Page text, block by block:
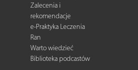
Zalecenia i
rekomendacje
e-Praktyka Leczenia
Ran
Warto wiedzieć
Biblioteka podcastów